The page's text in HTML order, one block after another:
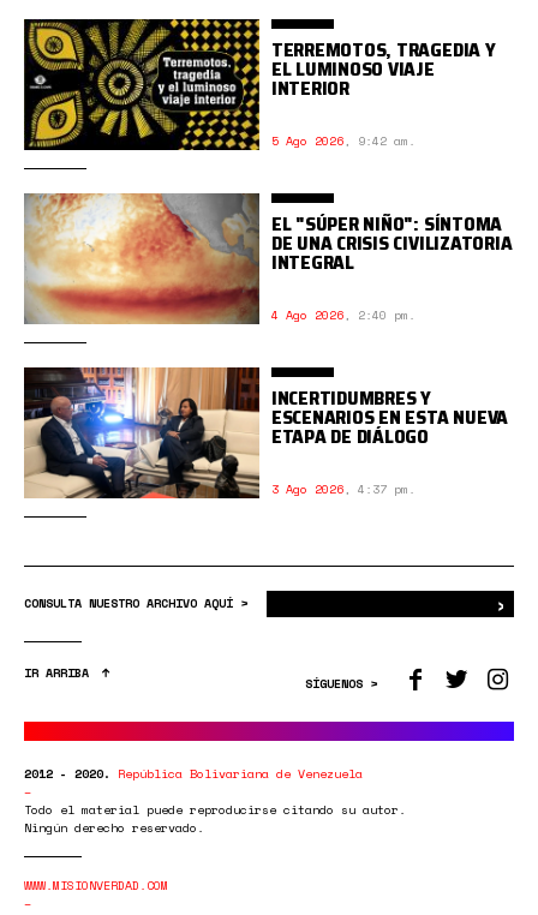
TERREMOTOS, TRAGEDIA Y
EL LUMINOSO VIAJE
INTERIOR
5 Ago 2026, 9:42 am.
EL "SÚPER NIÑO": SÍNTOMA
DE UNA CRISIS CIVILIZATORIA
INTEGRAL
4 Ago 2026, 2:40 pm.
INCERTIDUMBRES Y
ESCENARIOS EN ESTA NUEVA
ETAPA DE DIÁLOGO
3 Ago 2026, 4:37 pm.
CONSULTA NUESTRO ARCHIVO AQUÍ > ›
IR ARRIBA
SÍGUENOS >
2012 - 2020. República Bolivariana de Venezuela
Todo el material puede reproducirse citando su autor.
Ningún derecho reservado.
WWW.MISIONVERDAD.COM